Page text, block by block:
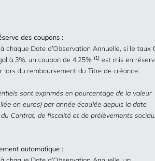
des coupons :
à chaque Date d’Observation Annuelle, si le taux
à 3%, un coupon de 4,25% (1) est mis en
lors du remboursement du Titre de créance.
sont exprimés en pourcentage de la valeur
en euros) par année écoulée depuis la date
du Contrat, de fiscalité et de prélèvements
automatique :